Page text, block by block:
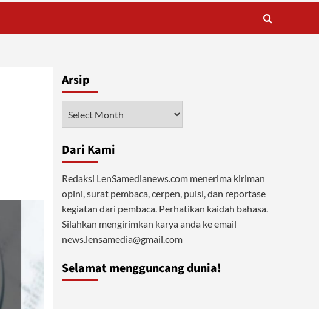
Arsip
Dari Kami
Redaksi LenSamedianews.com menerima kiriman
opini, surat pembaca, cerpen, puisi, dan reportase
kegiatan dari pembaca. Perhatikan kaidah bahasa.
Silahkan mengirimkan karya anda ke email
news.lensamedia@gmail.com
Selamat mengguncang dunia!